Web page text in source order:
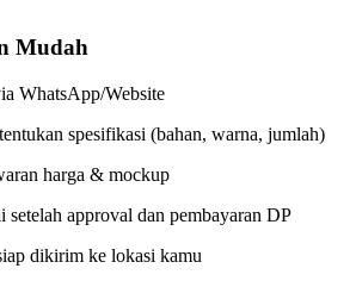
Mudah
WhatsApp/Website
spesifikasi (bahan, warna, jumlah)
harga & mockup
setelah approval dan pembayaran DP
dikirim ke lokasi kamu